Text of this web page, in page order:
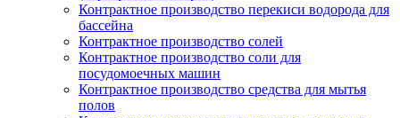
Контрактное производство перекиси водорода для
бассейна
Контрактное производство солей
Контрактное производство соли для
посудомоечных машин
Контрактное производство средства для мытья
полов